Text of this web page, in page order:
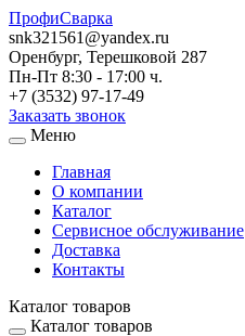
ПрофиСварка
snk321561@yandex.ru
Оренбург, Терешковой 287
Пн-Пт 8:30 - 17:00 ч.
+7 (3532) 97-17-49
Заказать звонок
Меню
Главная
О компании
Каталог
Сервисное обслуживание
Доставка
Контакты
Каталог товаров
Каталог товаров